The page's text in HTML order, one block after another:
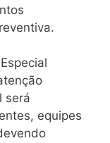
será
equipes